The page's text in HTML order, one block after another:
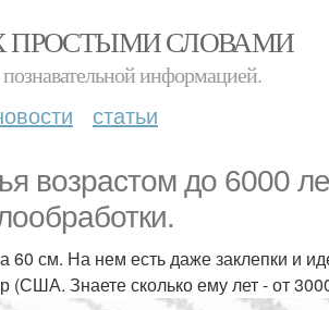
ПРОСТЫМИ СЛОВАМИ
информацией.
статьи
возрастом до 6000
60 см. На нем есть даже заклепки и
(США. Знаете сколько ему лет - от